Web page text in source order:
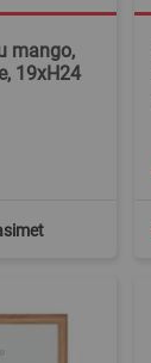
mango,
19xH24